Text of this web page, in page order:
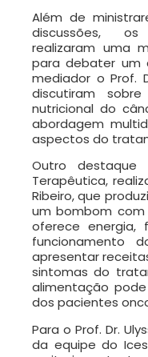
Além de
discussões,
realizaram uma
para debater um
mediador o Prof.
discutiram
nutricional do
abordagem
aspectos do
Outro
Terapêutica,
Ribeiro, que
um bombom com
oferece energia,
funcionamento
apresentar
sintomas do
alimentação
dos pacientes
Para o Prof. Dr.
da equipe do